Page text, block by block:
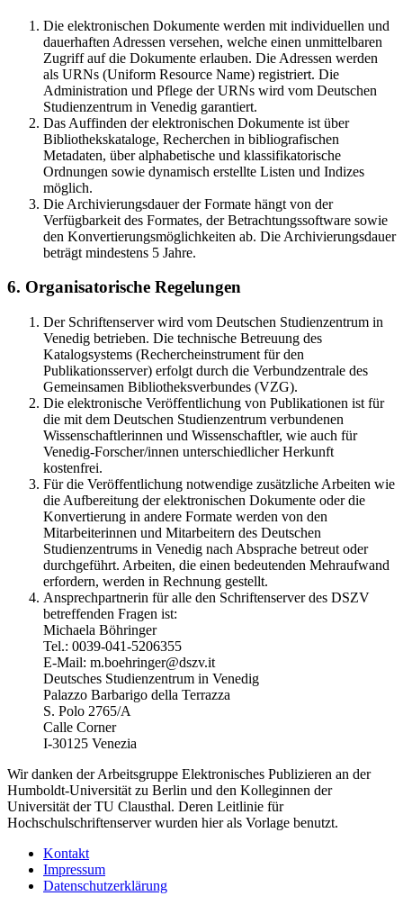
Die elektronischen Dokumente werden mit individuellen und
dauerhaften Adressen versehen, welche einen unmittelbaren
Zugriff auf die Dokumente erlauben. Die Adressen werden
als URNs (Uniform Resource Name) registriert. Die
Administration und Pflege der URNs wird vom Deutschen
Studienzentrum in Venedig garantiert.
Das Auffinden der elektronischen Dokumente ist über
Bibliothekskataloge, Recherchen in bibliografischen
Metadaten, über alphabetische und klassifikatorische
Ordnungen sowie dynamisch erstellte Listen und Indizes
möglich.
Die Archivierungsdauer der Formate hängt von der
Verfügbarkeit des Formates, der Betrachtungssoftware sowie
den Konvertierungsmöglichkeiten ab. Die Archivierungsdauer
beträgt mindestens 5 Jahre.
6. Organisatorische Regelungen
Der Schriftenserver wird vom Deutschen Studienzentrum in
Venedig betrieben. Die technische Betreuung des
Katalogsystems (Rechercheinstrument für den
Publikationsserver) erfolgt durch die Verbundzentrale des
Gemeinsamen Bibliotheksverbundes (VZG).
Die elektronische Veröffentlichung von Publikationen ist für
die mit dem Deutschen Studienzentrum verbundenen
Wissenschaftlerinnen und Wissenschaftler, wie auch für
Venedig-Forscher/innen unterschiedlicher Herkunft
kostenfrei.
Für die Veröffentlichung notwendige zusätzliche Arbeiten wie
die Aufbereitung der elektronischen Dokumente oder die
Konvertierung in andere Formate werden von den
Mitarbeiterinnen und Mitarbeitern des Deutschen
Studienzentrums in Venedig nach Absprache betreut oder
durchgeführt. Arbeiten, die einen bedeutenden Mehraufwand
erfordern, werden in Rechnung gestellt.
Ansprechpartnerin für alle den Schriftenserver des DSZV
betreffenden Fragen ist:
Michaela Böhringer
Tel.: 0039-041-5206355
E-Mail: m.boehringer@dszv.it
Deutsches Studienzentrum in Venedig
Palazzo Barbarigo della Terrazza
S. Polo 2765/A
Calle Corner
I-30125 Venezia
Wir danken der Arbeitsgruppe Elektronisches Publizieren an der
Humboldt-Universität zu Berlin und den Kolleginnen der
Universität der TU Clausthal. Deren Leitlinie für
Hochschulschriftenserver wurden hier als Vorlage benutzt.
Kontakt
Impressum
Datenschutzerklärung